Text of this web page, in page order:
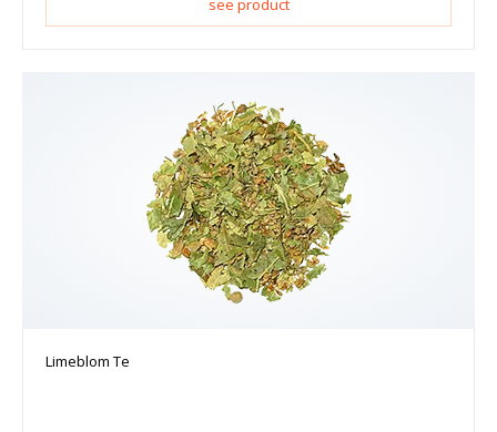
see product
Limeblom Te